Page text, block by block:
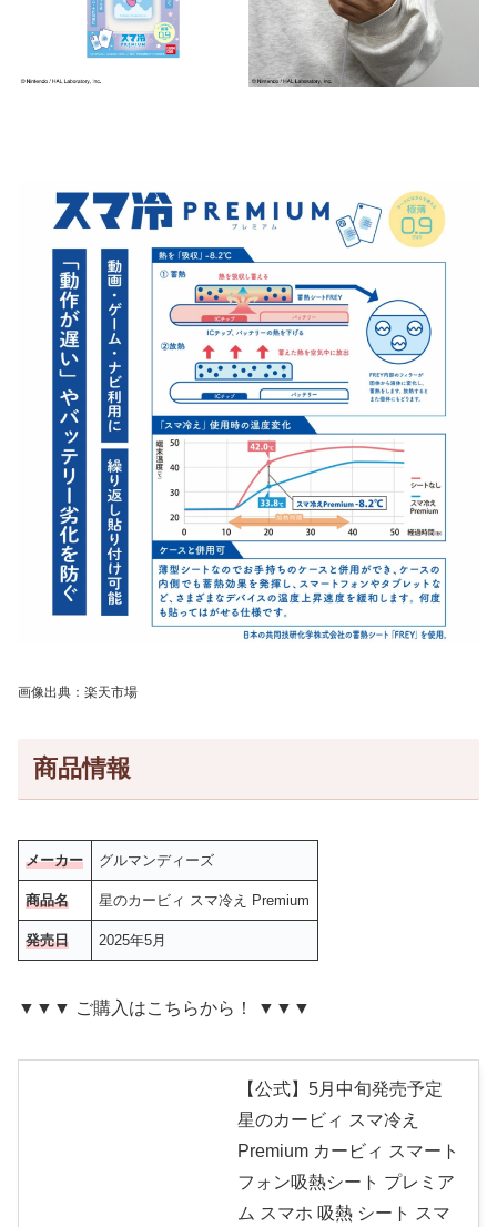
画像出典：楽天市場
商品情報
メーカー グルマンディーズ
商品名 星のカービィ スマ冷え Premium
発売日 2025年5月
▼▼▼ ご購入はこちらから！ ▼▼▼
【公式】5月中旬発売予定
星のカービィ スマ冷え
Premium カービィ スマート
フォン吸熱シート プレミア
ム スマホ 吸熱 シート スマ